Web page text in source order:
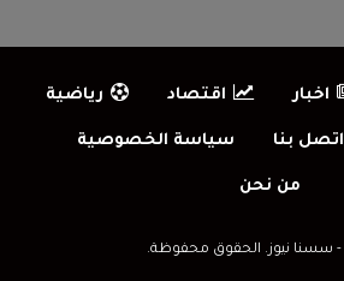
اخبار اقتصاد رياضية
اتصل بنا سياسة الخصوصية
من نحن